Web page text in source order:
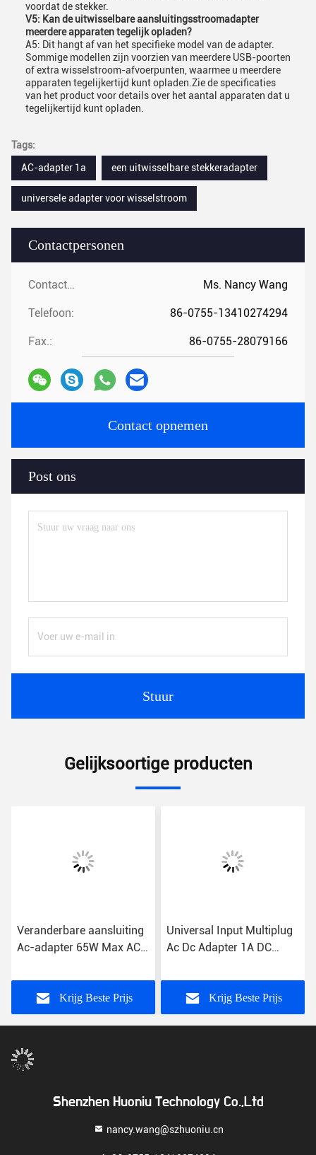
Contactpersonen
Contactpersonen: Ms. Nancy Wang
Telefoon: 86-0755-13410274294
Fax.: 86-0755-28079166
Contact opnemen
Post ons
Stuur
voordat de stekker.
V5: Kan de uitwisselbare aansluitingsstroomadapter
meerdere apparaten tegelijk opladen?
A5: Dit hangt af van het specifieke model van de adapter.
Sommige modellen zijn voorzien van meerdere USB-poorten
of extra wisselstroom-afvoerpunten, waarmee u meerdere
apparaten tegelijkertijd kunt opladen.Zie de specificaties
van het product voor details over het aantal apparaten dat u
tegelijkertijd kunt opladen.
Tags:
AC-adapter 1a
een uitwisselbare stekkeradapter
universele adapter voor wisselstroom
Gelijksoortige producten
Veranderbare aansluiting
Ac-adapter 65W Max AC
Output Spanning
Krijg Beste Prijs
Universal Input Multiplug
Ac Dc Adapter 1A DC
2.1*5.5 Jack 15W Max
Krijg Beste Prijs
Shenzhen Huoniu Technology Co.,Ltd
nancy.wang@szhuoniu.cn